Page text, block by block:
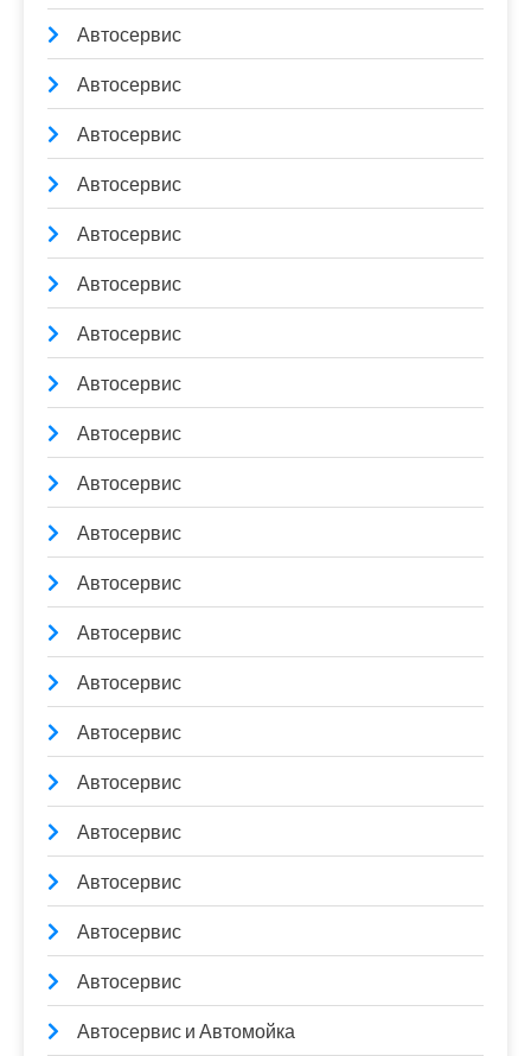
Автосервис
Автосервис
Автосервис
Автосервис
Автосервис
Автосервис
Автосервис
Автосервис
Автосервис
Автосервис
Автосервис
Автосервис
Автосервис
Автосервис
Автосервис
Автосервис
Автосервис
Автосервис
Автосервис
Автосервис
Автосервис и Автомойка